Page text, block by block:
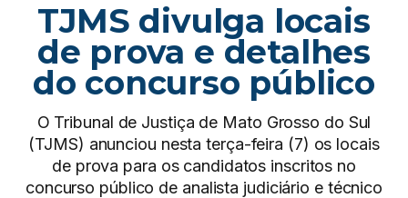
TJMS divulga locais
de prova e detalhes
do concurso público
O Tribunal de Justiça de Mato Grosso do Sul
(TJMS) anunciou nesta terça-feira (7) os locais
de prova para os candidatos inscritos no
concurso público de analista judiciário e técnico